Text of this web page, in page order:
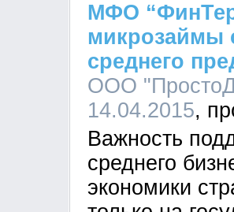
МФО
микрозаймы
среднего
ООО
14.04.2015
Важность
среднего
экономики